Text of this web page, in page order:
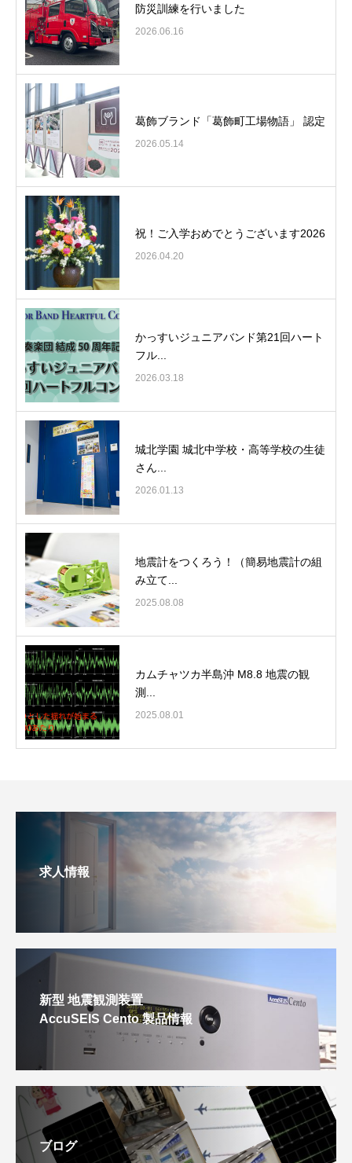
防災訓練を行いました
2026.06.16
葛飾ブランド「葛飾町工場物語」 認定
2026.05.14
祝！ご入学おめでとうございます2026
2026.04.20
かっすいジュニアバンド第21回ハート
フル...
2026.03.18
城北学園 城北中学校・高等学校の生徒
さん...
2026.01.13
地震計をつくろう！（簡易地震計の組
み立て...
2025.08.08
カムチャツカ半島沖 M8.8 地震の観
測...
2025.08.01
求人情報
新型 地震観測装置
AccuSEIS Cento 製品情報
ブログ